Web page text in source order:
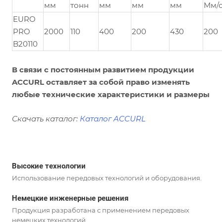
мм тонн мм мм мм
Мм/с
EURO
PRO
B20110
2000 110 400 200 430 200
В связи с постоянным развитием продукции
ACCURL оставляет за собой право изменять
любые технические характеристики и размеры
Скачать каталог: Каталог ACCURL
Высокие технологии
Использование передовых технологий и оборудования.
Немецкие инженерные решения
Продукция разработана с применением передовых
немецких технологий.